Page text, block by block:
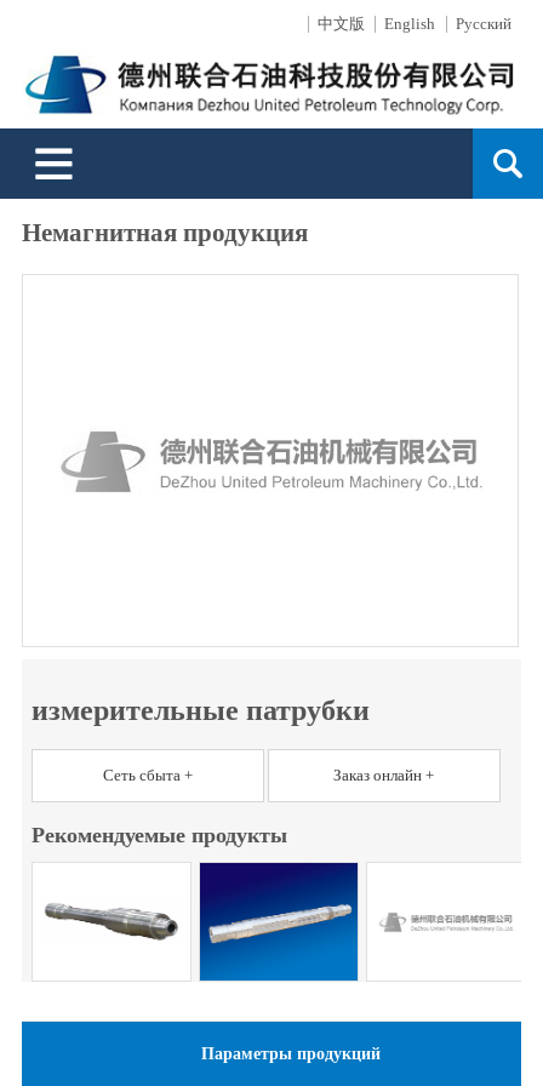
Русский
English
中文版
О нас
Описание компании
Культура предприятия
История развития
Новости
Новости компании
Продукции
Буровые инструменты
Система впрыска для увеличения добычи нефти на месторождении
Обработка поверхностей
Описание
Производительность
Сила техники
Технические услуги
Обзор бизнеса
Способность бизнеса
Специальные услуги для направленных
Услуги сбыта
Сеть сбыта
Сервис
Поддержка
Сообщение онлайн
Заказ онлайн
Контакты
Немагнитная продукция
измерительные патрубки
Сеть сбыта + Заказ онлайн +
Рекомендуемые продукты
Параметры продукций